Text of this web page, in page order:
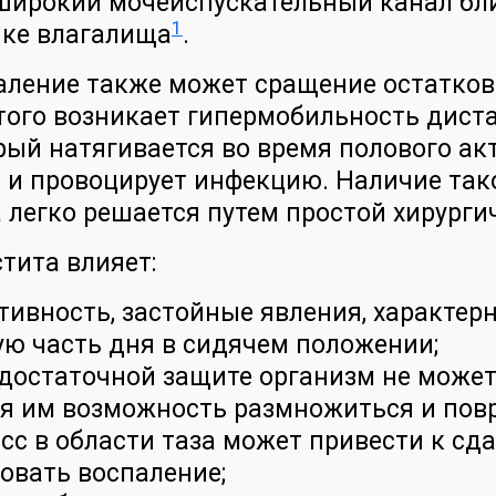
влагалища1 .
также может сращение
возникает гипермобильность
натягивается во время полового
и провоцирует инфекцию. Наличие
решается путем простой
влияет:
застойные явления,
часть дня в сидячем положении;
защите организм не
им возможность размножиться и
в области таза может привести к
воспаление;